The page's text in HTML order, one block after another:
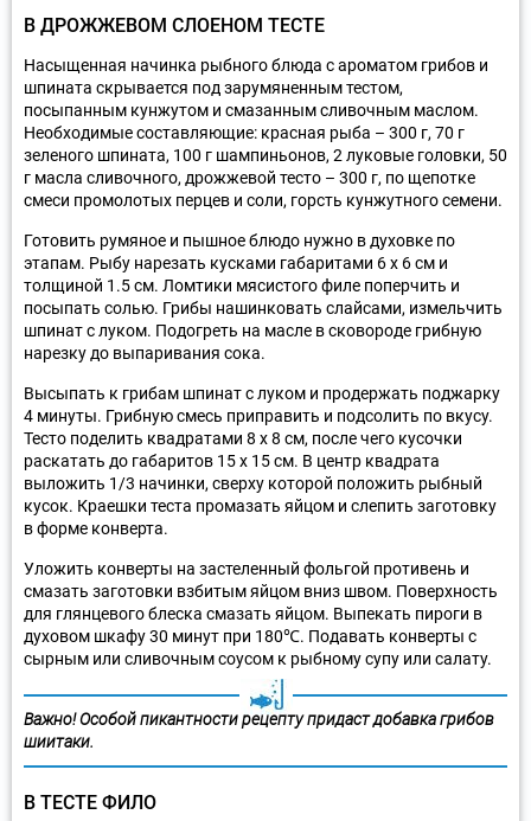
В ДРОЖЖЕВОМ СЛОЕНОМ ТЕСТЕ
Насыщенная начинка рыбного блюда с ароматом грибов и
шпината скрывается под зарумяненным тестом,
посыпанным кунжутом и смазанным сливочным маслом.
Необходимые составляющие: красная рыба – 300 г, 70 г
зеленого шпината, 100 г шампиньонов, 2 луковые головки, 50
г масла сливочного, дрожжевой тесто – 300 г, по щепотке
смеси промолотых перцев и соли, горсть кунжутного семени.
Готовить румяное и пышное блюдо нужно в духовке по
этапам. Рыбу нарезать кусками габаритами 6 х 6 см и
толщиной 1.5 см. Ломтики мясистого филе поперчить и
посыпать солью. Грибы нашинковать слайсами, измельчить
шпинат с луком. Подогреть на масле в сковороде грибную
нарезку до выпаривания сока.
Высыпать к грибам шпинат с луком и продержать поджарку
4 минуты. Грибную смесь приправить и подсолить по вкусу.
Тесто поделить квадратами 8 х 8 см, после чего кусочки
раскатать до габаритов 15 х 15 см. В центр квадрата
выложить 1/3 начинки, сверху которой положить рыбный
кусок. Краешки теста промазать яйцом и слепить заготовку
в форме конверта.
Уложить конверты на застеленный фольгой противень и
смазать заготовки взбитым яйцом вниз швом. Поверхность
для глянцевого блеска смазать яйцом. Выпекать пироги в
духовом шкафу 30 минут при 180℃. Подавать конверты с
сырным или сливочным соусом к рыбному супу или салату.
Важно! Особой пикантности рецепту придаст добавка грибов
шиитаки.
В ТЕСТЕ ФИЛО